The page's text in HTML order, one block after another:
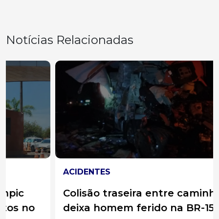
Notícias Relacionadas
Colisão traseira entre caminhões
deixa homem ferido na BR-158